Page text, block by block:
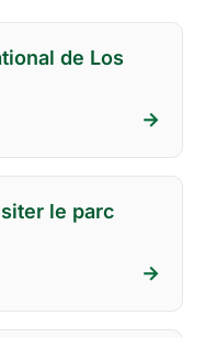
de Los
→
le parc
→